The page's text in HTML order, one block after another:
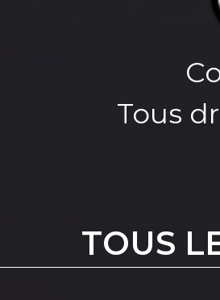
Tous
TOUS